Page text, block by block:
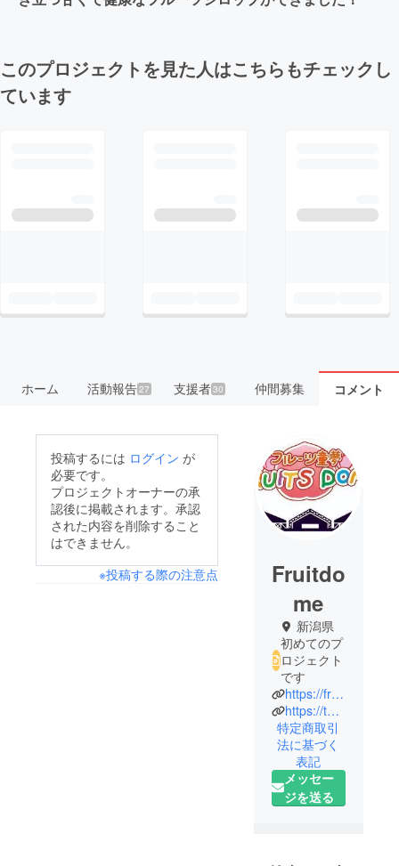
このプロジェクトを見た人はこちらもチェックし
ています
ホーム 活動報告27 支援者30 仲間募集 コメント
投稿するには ログイン が
必要です。
プロジェクトオーナーの承
認後に掲載されます。承認
された内容を削除すること
はできません。
※投稿する際の注意点
Fruitdo
me
新潟県
初めてのプ
ロジェクト
です
https://fruitdome.net/
https://twitter.com/fruitdome_farm?ref_src=twsrc%5Egoogle%7Ctwcamp%5Eserp%7Ctwgr%5Eauthor
特定商取引
法に基づく
表記
メッセー
ジを送る